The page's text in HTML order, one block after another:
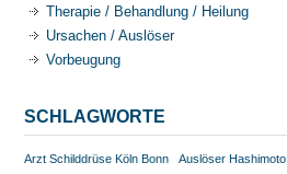
Therapie / Behandlung / Heilung
Ursachen / Auslöser
Vorbeugung
SCHLAGWORTE
Arzt Schilddrüse Köln Bonn Auslöser Hashimoto